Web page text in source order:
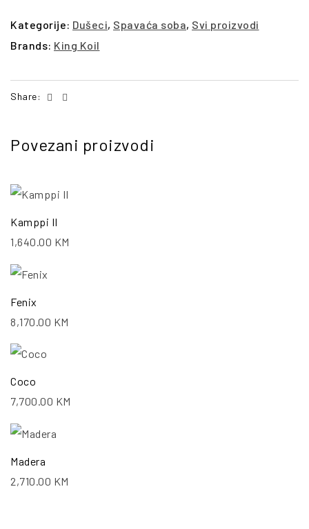
Kategorije: Dušeci, Spavaća soba, Svi proizvodi
Brands: King Koil
Share: Facebook
Povezani proizvodi
Kamppi II
1,640.00 KM
Fenix
8,170.00 KM
Coco
7,700.00 KM
Madera
2,710.00 KM